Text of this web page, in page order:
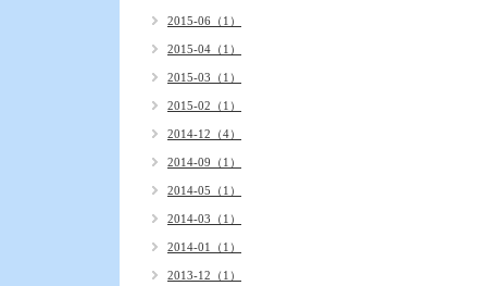
2015-06（1）
2015-04（1）
2015-03（1）
2015-02（1）
2014-12（4）
2014-09（1）
2014-05（1）
2014-03（1）
2014-01（1）
2013-12（1）